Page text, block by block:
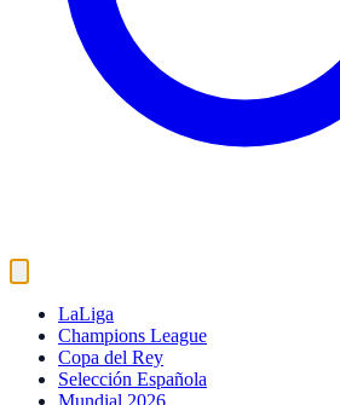
LaLiga
Champions League
Copa del Rey
Selección Española
Mundial 2026